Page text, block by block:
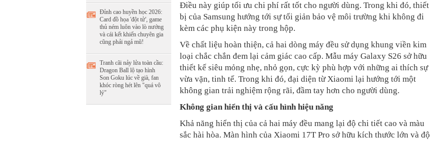
Đỉnh cao huyền học 2026:
Card đồ họa 'đột tử', game
thủ ném luôn vào lò nướng
và cái kết khiến chuyên gia
cũng phải ngả mũ!
Tranh cãi nảy lửa toàn cầu:
Dragon Ball lộ tạo hình
Son Goku lúc về già, fan
khóc ròng hét lên "quá vô
lý"
Điều này giúp tối ưu chi phí rất tốt cho người dùng. Trong khi đó, thiết
bị của Samsung hướng tới sự tối giản bảo vệ môi trường khi không đi
kèm các phụ kiện này trong hộp.
Về chất liệu hoàn thiện, cả hai dòng máy đều sử dụng khung viền kim
loại chắc chắn đem lại cảm giác cao cấp. Mẫu máy Galaxy S26 sở hữu
thiết kế siêu mỏng nhẹ, nhỏ gọn, cực kỳ phù hợp với những ai thích sự
vừa vặn, tinh tế. Trong khi đó, đại diện từ Xiaomi lại hướng tới một
không gian trải nghiệm rộng rãi, đầm tay hơn cho người dùng.
Không gian hiển thị và cấu hình hiệu năng
Khả năng hiển thị của cả hai máy đều mang lại độ chi tiết cao và màu
sắc hài hòa. Màn hình của Xiaomi 17T Pro sở hữu kích thước lớn và độ